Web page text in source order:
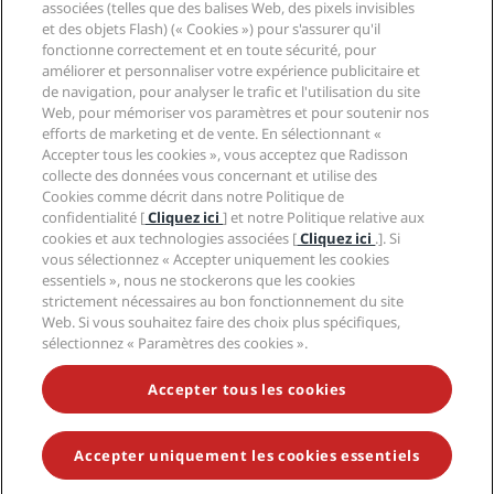
Application Radisson Hotels
Hôtels adaptés aux sportifs
Hôtels adaptés aux Familles
Santé et sécurité
Radisson Hotel Group
Médias
Carrières RHG
Carrières PPHE
Carrières EHL
The Club by RHG
Opportunités de développement
Entreprise responsable
Approvisionnement
Légal
Centre de confidentialité
Mentions légales
Conditions générales Radisson Rewards
Contrat d’utilisation du site
Accessibilité numérique
Déclaration sur l’esclavage moderne
Aide
Avis aux consommateurs
Contact
FAQ
Plan du site
Médias sociaux
Marques Radisson Hotels
NE MANQUEZ AUCUNE DE NOS OFFRES LES PLUS
POPULAIRES
© 2026 Radisson Hotel Group.Tous droits réservés. RHG Radisson
Hotel Group, Radisson, Radisson RED, Radisson Blu, Radisson Collection,
associées (telles que des balises Web, des pixels invisibles
et des objets Flash) (« Cookies ») pour s'assurer qu'il
fonctionne correctement et en toute sécurité, pour
améliorer et personnaliser votre expérience publicitaire et
de navigation, pour analyser le trafic et l'utilisation du site
Web, pour mémoriser vos paramètres et pour soutenir nos
efforts de marketing et de vente. En sélectionnant «
Accepter tous les cookies », vous acceptez que Radisson
collecte des données vous concernant et utilise des
Cookies comme décrit dans notre Politique de
confidentialité [Cliquez ici] et notre Politique relative aux
cookies et aux technologies associées [Cliquez ici .]. Si
vous sélectionnez « Accepter uniquement les cookies
essentiels », nous ne stockerons que les cookies
strictement nécessaires au bon fonctionnement du site
Web. Si vous souhaitez faire des choix plus spécifiques,
sélectionnez « Paramètres des cookies ».
Accepter tous les cookies
Accepter uniquement les cookies essentiels